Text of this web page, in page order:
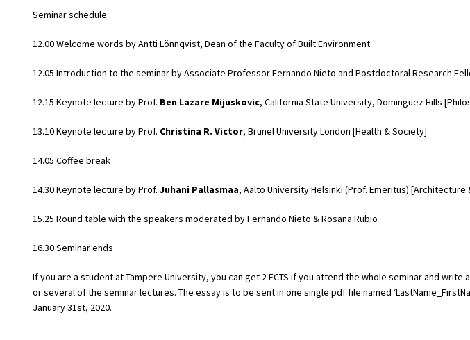
Seminar schedule
12.00 Welcome words by Antti Lönnqvist, Dean of the Faculty of Built Environment
12.05 Introduction to the seminar by Associate Professor Fernando Nieto and Postdoctoral Research
12.15 Keynote lecture by Prof. Ben Lazare Mijuskovic, California State University, Dominguez Hills
13.10 Keynote lecture by Prof. Christina R. Victor, Brunel University London [Health & Society]
14.05 Coffee break
14.30 Keynote lecture by Prof. Juhani Pallasmaa, Aalto University Helsinki (Prof. Emeritus) [Architecture
15.25 Round table with the speakers moderated by Fernando Nieto & Rosana Rubio
16.30 Seminar ends
If you are a student at Tampere University, you can get 2 ECTS if you attend the whole seminar and write
or several of the seminar lectures. The essay is to be sent in one single pdf file named
January 31st, 2020.